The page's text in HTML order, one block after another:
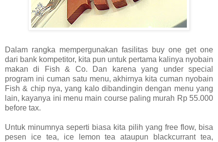
Dalam rangka mempergunakan fasilitas buy one get one
dari bank kompetitor, kita pun untuk pertama kalinya nyobain
makan di Fish & Co. Dan karena yang under special
program ini cuman satu menu, akhirnya kita cuman nyobain
Fish & chip nya, yang kalo dibandingin dengan menu yang
lain, kayanya ini menu main course paling murah Rp 55.000
before tax.
Untuk minumnya seperti biasa kita pilih yang free flow, bisa
pesen ice tea, ice lemon tea ataupun blackcurrant tea,